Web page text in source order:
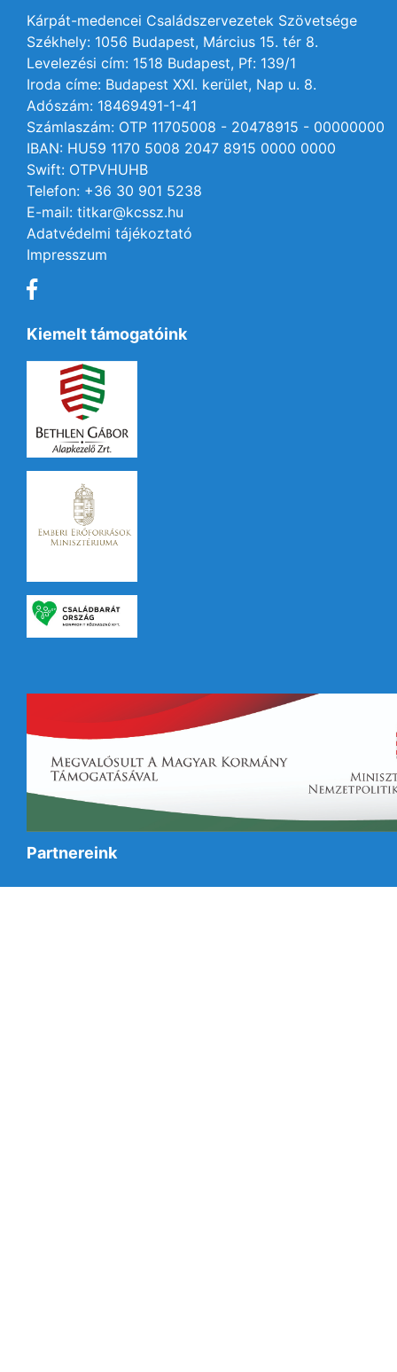
Kárpát-medencei Családszervezetek Szövetsége
Székhely: 1056 Budapest, Március 15. tér 8.
Levelezési cím: 1518 Budapest, Pf: 139/1
Iroda címe: Budapest XXI. kerület, Nap u. 8.
Adószám: 18469491-1-41
Számlaszám: OTP 11705008 - 20478915 - 00000000
IBAN: HU59 1170 5008 2047 8915 0000 0000
Swift: OTPVHUHB
Telefon: +36 30 901 5238
E-mail: titkar@kcssz.hu
Adatvédelmi tájékoztató
Impresszum
Kiemelt támogatóink
Partnereink